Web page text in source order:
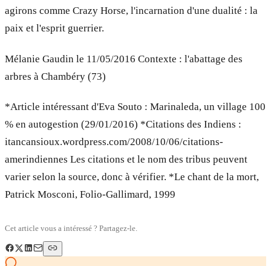
agirons comme Crazy Horse, l'incarnation d'une dualité : la
paix et l'esprit guerrier.
Mélanie Gaudin le 11/05/2016 Contexte : l'abattage des
arbres à Chambéry (73)
*Article intéressant d'Eva Souto : Marinaleda, un village 100
% en autogestion (29/01/2016) *Citations des Indiens :
itancansioux.wordpress.com/2008/10/06/citations-
amerindiennes Les citations et le nom des tribus peuvent
varier selon la source, donc à vérifier. *Le chant de la mort,
Patrick Mosconi, Folio-Gallimard, 1999
Cet article vous a intéressé ? Partagez-le.